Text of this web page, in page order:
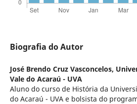
Biografia do Autor
José Brendo Cruz Vasconcelos,
Vale do Acaraú - UVA
Aluno do curso de História da
do Acaraú - UVA e bolsista do